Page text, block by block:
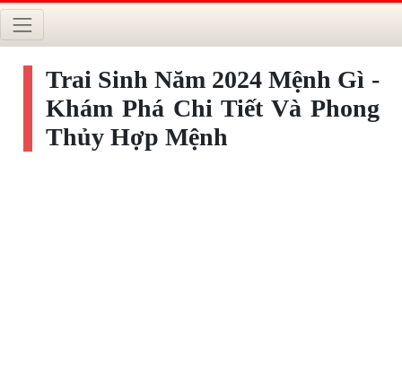
Trai Sinh Năm 2024 Mệnh Gì -
Khám Phá Chi Tiết Và Phong
Thủy Hợp Mệnh